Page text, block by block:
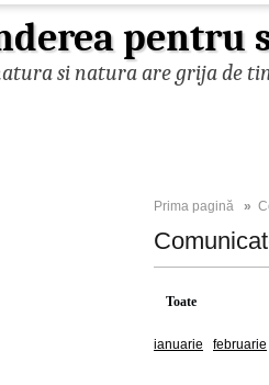
pentru
si natura are grija de
Prima pagină »
Toate
ianuarie februarie